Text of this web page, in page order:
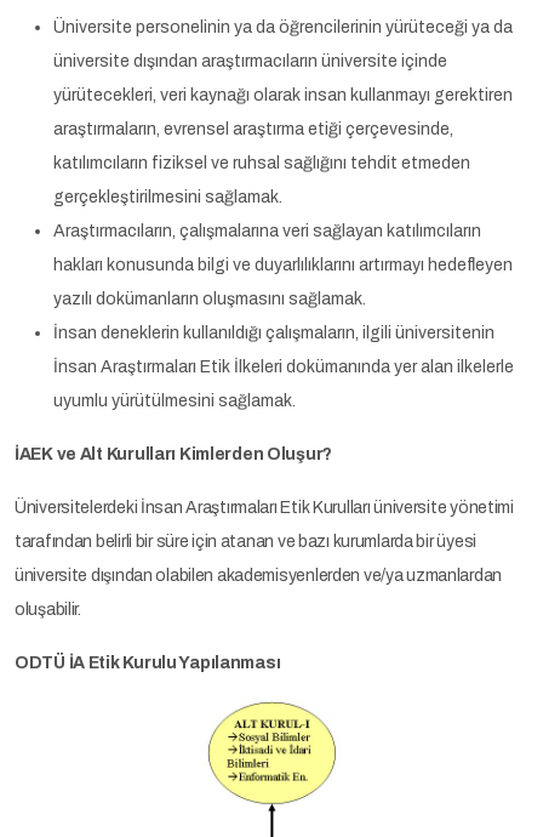
Üniversite personelinin ya da öğrencilerinin yürüteceği ya da
üniversite dışından araştırmacıların üniversite içinde
yürütecekleri, veri kaynağı olarak insan kullanmayı gerektiren
araştırmaların, evrensel araştırma etiği çerçevesinde,
katılımcıların fiziksel ve ruhsal sağlığını tehdit etmeden
gerçekleştirilmesini sağlamak.
Araştırmacıların, çalışmalarına veri sağlayan katılımcıların
hakları konusunda bilgi ve duyarlılıklarını artırmayı hedefleyen
yazılı dokümanların oluşmasını sağlamak.
İnsan deneklerin kullanıldığı çalışmaların, ilgili üniversitenin
İnsan Araştırmaları Etik İlkeleri dokümanında yer alan ilkelerle
uyumlu yürütülmesini sağlamak.
İAEK ve Alt Kurulları Kimlerden Oluşur?
Üniversitelerdeki İnsan Araştırmaları Etik Kurulları üniversite yönetimi
tarafından belirli bir süre için atanan ve bazı kurumlarda bir üyesi
üniversite dışından olabilen akademisyenlerden ve/ya uzmanlardan
oluşabilir.
ODTÜ İA Etik Kurulu Yapılanması